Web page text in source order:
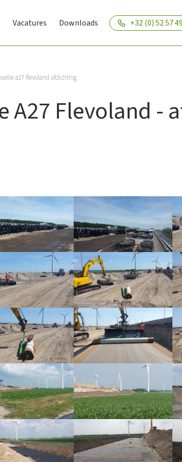
Vacatures Downloads +32 (0) 52 57
a27 flevoland afdichting
A27 Flevoland -